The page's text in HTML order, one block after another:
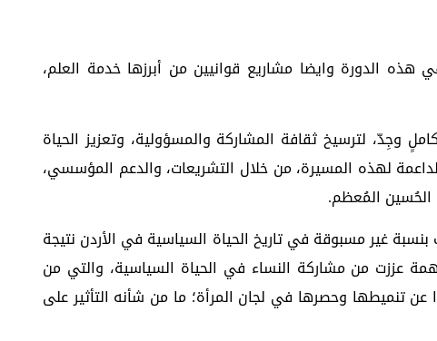
هذه الدورة وايضا مشاريع قوانيين من أبرزها خدمة العلم،
لترسيخ ثقافة المشاركة والمسؤولية، وتعزيز الحياة
لهذه المسيرة، من خلال التشريعات، والدعم المؤسسي،
الحُسين المُعظم.
غير مسبوقة في تاريخ الحياة السياسية في الأردن نتيجة
عززت من مشاركة النساء في الحياة السياسية، والتي من
تنميطها وحصرها في لجان المرأة؛ ما من شأنه التأثير على